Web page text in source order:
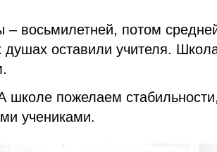
– восьмилетней, потом
оставили учителя.
школе пожелаем стабильности,
учениками.